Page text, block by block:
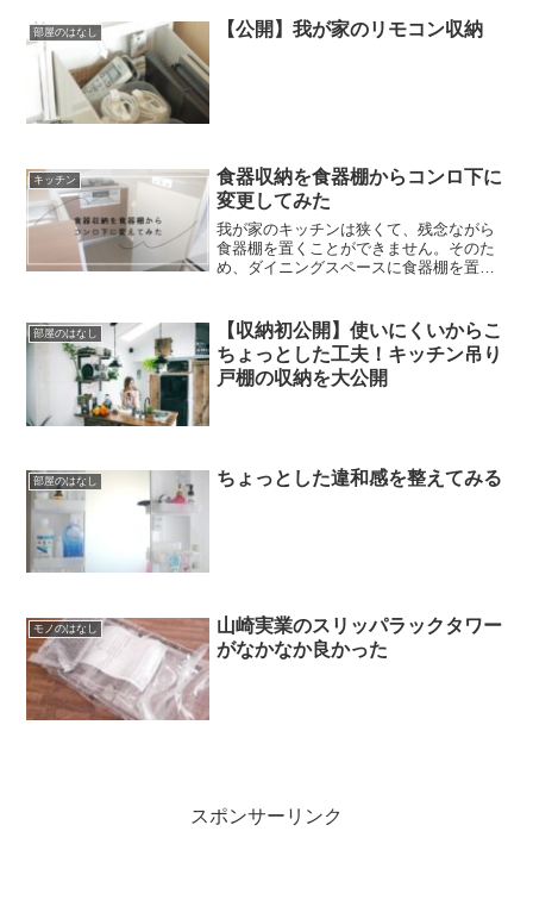
部屋のはなし 【公開】我が家のリモコン収納
キッチン
食器収納を食器棚からコンロ下に
変更してみた
我が家のキッチンは狭くて、残念ながら
食器棚を置くことができません。そのた
め、ダイニングスペースに食器棚を置い
ダイニングスペースは対面にあるので、
それほど距離はないのです...
部屋のはなし
【収納初公開】使いにくいからこ
ちょっとした工夫！キッチン吊り
戸棚の収納を大公開
部屋のはなし ちょっとした違和感を整えてみる
モノのはなし
山崎実業のスリッパラックタワー
がなかなか良かった
スポンサーリンク